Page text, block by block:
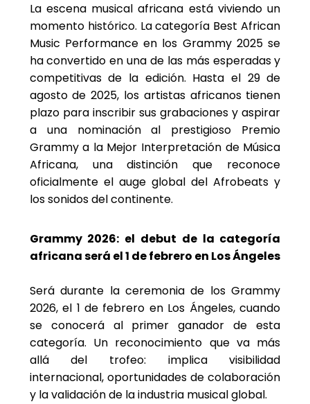
La escena musical africana está viviendo un
momento histórico. La categoría Best African
Music Performance en los Grammy 2025 se
ha convertido en una de las más esperadas y
competitivas de la edición. Hasta el 29 de
agosto de 2025, los artistas africanos tienen
plazo para inscribir sus grabaciones y aspirar
a una nominación al prestigioso Premio
Grammy a la Mejor Interpretación de Música
Africana, una distinción que reconoce
oficialmente el auge global del Afrobeats y
los sonidos del continente.
Grammy 2026: el debut de la categoría
africana será el 1 de febrero en Los Ángeles
Será durante la ceremonia de los Grammy
2026, el 1 de febrero en Los Ángeles, cuando
se conocerá al primer ganador de esta
categoría. Un reconocimiento que va más
allá del trofeo: implica visibilidad
internacional, oportunidades de colaboración
y la validación de la industria musical global.